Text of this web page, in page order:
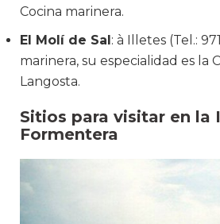
Cocina marinera.
El Molí de Sal : à Illetes (Tel.:
marinera, su especialidad es la
Langosta.
Sitios para visitar en la
Formentera